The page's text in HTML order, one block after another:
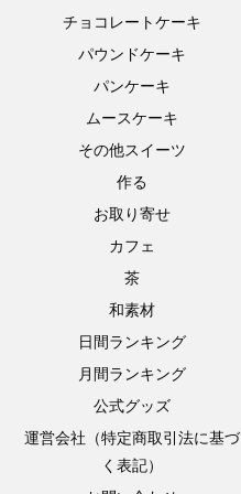
チョコレートケーキ
パウンドケーキ
パンケーキ
ムースケーキ
その他スイーツ
作る
お取り寄せ
カフェ
茶
和素材
日間ランキング
月間ランキング
公式グッズ
運営会社（特定商取引法に基づ
く表記）